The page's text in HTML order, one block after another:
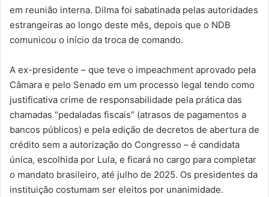
em reunião interna. Dilma foi sabatinada pelas autoridades
estrangeiras ao longo deste mês, depois que o NDB
comunicou o início da troca de comando.
A ex-presidente – que teve o impeachment aprovado pela
Câmara e pelo Senado em um processo legal tendo como
justificativa crime de responsabilidade pela prática das
chamadas “pedaladas fiscais” (atrasos de pagamentos a
bancos públicos) e pela edição de decretos de abertura de
crédito sem a autorização do Congresso – é candidata
única, escolhida por Lula, e ficará no cargo para completar
o mandato brasileiro, até julho de 2025. Os presidentes da
instituição costumam ser eleitos por unanimidade.